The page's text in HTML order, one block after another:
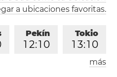
a ubicaciones favoritas.
Tokio
1 3:1 0
Pekín
1 2:1 0
Londres
más